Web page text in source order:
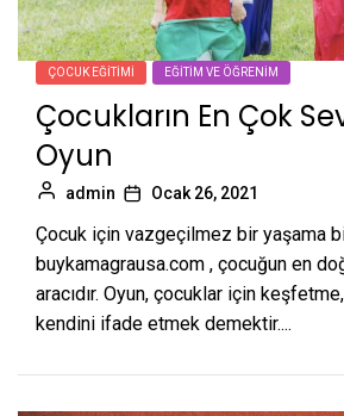
ÇOCUK EĞITIMI EĞITIM VE ÖĞRENIM
Çocukların En Çok
Oyun
admin Ocak 26, 2021
Çocuk için vazgeçilmez bir yaşama
buykamagrausa.com , çocuğun en
aracıdır. Oyun, çocuklar için
kendini ifade etmek demektir....